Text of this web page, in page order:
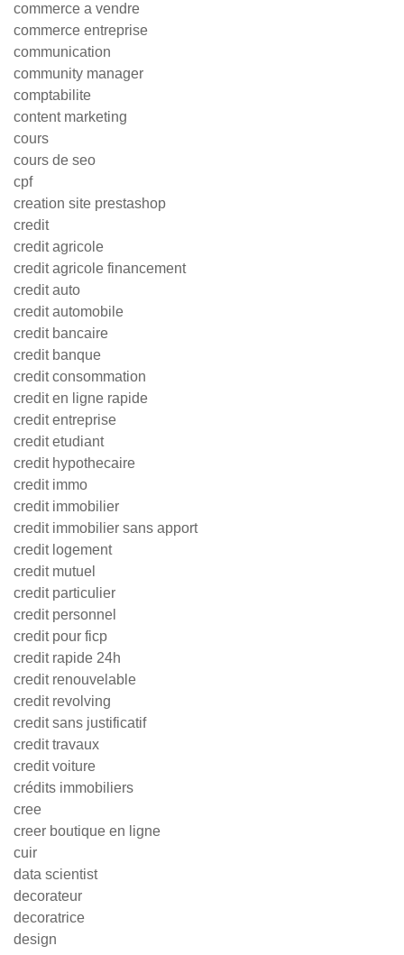
commerce a vendre
commerce entreprise
communication
community manager
comptabilite
content marketing
cours
cours de seo
cpf
creation site prestashop
credit
credit agricole
credit agricole financement
credit auto
credit automobile
credit bancaire
credit banque
credit consommation
credit en ligne rapide
credit entreprise
credit etudiant
credit hypothecaire
credit immo
credit immobilier
credit immobilier sans apport
credit logement
credit mutuel
credit particulier
credit personnel
credit pour ficp
credit rapide 24h
credit renouvelable
credit revolving
credit sans justificatif
credit travaux
credit voiture
crédits immobiliers
cree
creer boutique en ligne
cuir
data scientist
decorateur
decoratrice
design